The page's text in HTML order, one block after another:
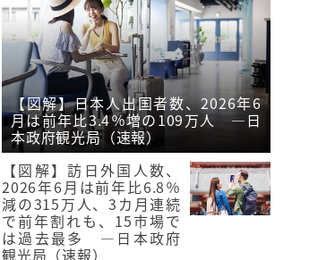
【図解】日本人出国者数、2026年6
月は前年比3.4％増の109万人 ―日
本政府観光局（速報）
【図解】訪日外国人数、
2026年6月は前年比6.8％
減の315万人、3カ月連続
で前年割れも、15市場で
は過去最多 ―日本政府
観光局（速報）